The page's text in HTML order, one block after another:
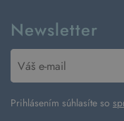
Newsletter
Prihlásením súhlasíte so